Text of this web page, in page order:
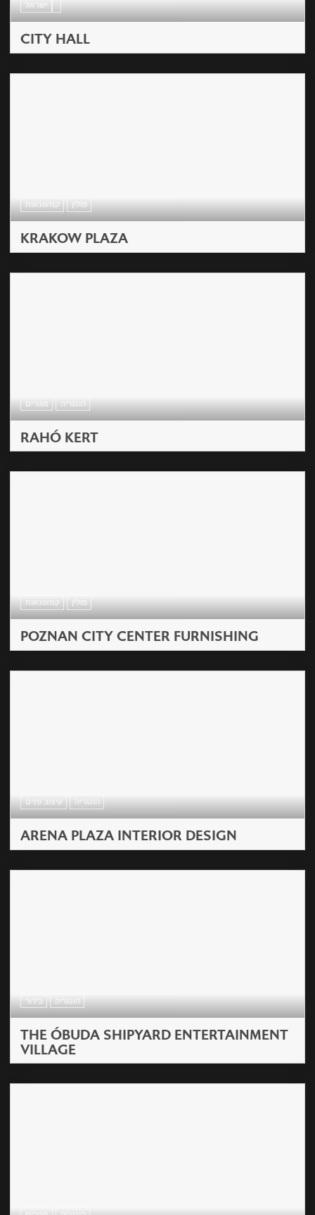
ישראל
CITY HALL
פולין קמעונאות
KRAKOW PLAZA
הונגריה מגורים
RAHÓ KERT
פולין קמעונאות
POZNAN CITY CENTER FURNISHING
הונגריה עיצוב פנים
ARENA PLAZA INTERIOR DESIGN
הונגריה בידור
THE ÓBUDA SHIPYARD ENTERTAINMENT
VILLAGE